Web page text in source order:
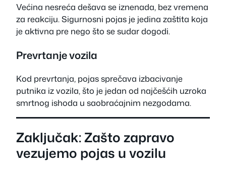
Većina nesreća dešava se iznenada, bez vremena
za reakciju. Sigurnosni pojas je jedina zaštita koja
je aktivna pre nego što se sudar dogodi.
Prevrtanje vozila
Kod prevrtanja, pojas sprečava izbacivanje
putnika iz vozila, što je jedan od najčešćih uzroka
smrtnog ishoda u saobraćajnim nezgodama.
Zaključak: Zašto zapravo
vezujemo pojas u vozilu